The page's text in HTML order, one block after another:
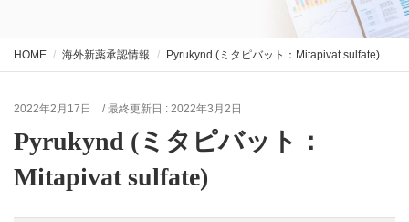
HOME 海外新薬承認情報 Pyrukynd (ミタピバット：Mitapivat sulfate)
2022年2月17日 / 最終更新日 : 2022年3月2日
Pyrukynd (ミタピバット：
Mitapivat sulfate)